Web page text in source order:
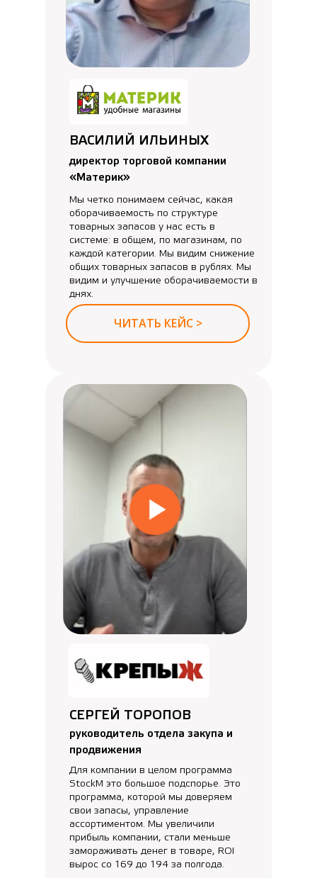
директор торговой компании
«Материк»
ВАСИЛИЙ ИЛЬИНЫХ
Мы четко понимаем сейчас, какая
оборачиваемость по структуре
товарных запасов у нас есть в
системе: в общем, по магазинам, по
каждой категории. Мы видим снижение
общих товарных запасов в рублях. Мы
видим и улучшение оборачиваемости в
днях.
ЧИТАТЬ КЕЙС >
руководитель отдела закупа и
продвижения
СЕРГЕЙ ТОРОПОВ
Для компании в целом программа
StockM это большое подспорье. Это
программа, которой мы доверяем
свои запасы, управление
ассортиментом. Мы увеличили
прибыль компании, стали меньше
замораживать денег в товаре, ROI
вырос со 169 до 194 за полгода.